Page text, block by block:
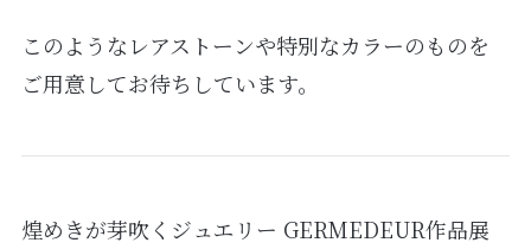
このようなレアストーンや特別なカラーのものを
ご用意してお待ちしています。
煌めきが芽吹くジュエリー GERMEDEUR作品展